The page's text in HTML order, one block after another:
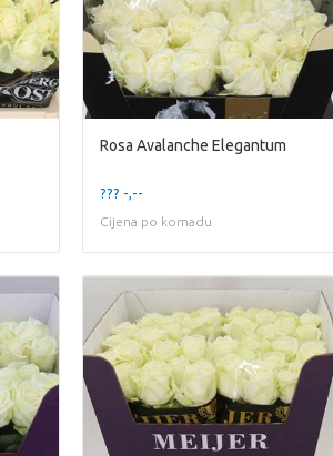
Rosa Avalanche Elegantum
??? -,--
Cijena po komadu